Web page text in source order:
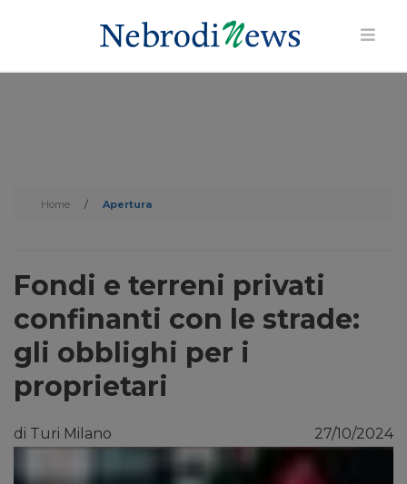
Home / Apertura
Fondi e terreni privati
confinanti con le strade:
gli obblighi per i
proprietari
di Turi Milano 27/10/2024